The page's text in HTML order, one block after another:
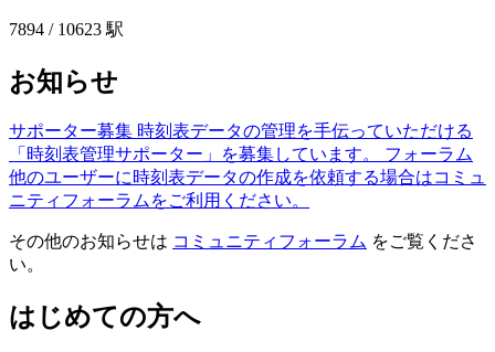
7894 / 10623 駅
お知らせ
サポーター募集 時刻表データの管理を手伝っていただける
「時刻表管理サポーター」を募集しています。
フォーラム
他のユーザーに時刻表データの作成を依頼する場合はコミュ
ニティフォーラムをご利用ください。
その他のお知らせは コミュニティフォーラム をご覧くださ
い。
はじめての方へ